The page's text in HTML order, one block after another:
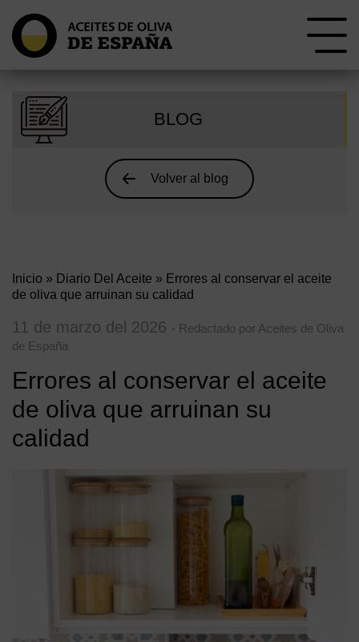
BLOG
Volver al blog
Inicio » Diario Del Aceite » Errores al conservar el aceite
de oliva que arruinan su calidad
11 de marzo del 2026 - Redactado por Aceites de Oliva
de España
Errores al conservar el aceite
de oliva que arruinan su
calidad